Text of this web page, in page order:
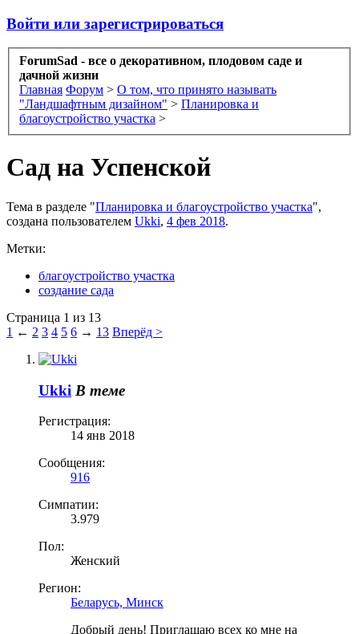
Войти или зарегистрироваться
ForumSad - все о декоративном, плодовом саде и
дачной жизни
Главная Форум > О том, что принято называть
"Ландшафтным дизайном" > Планировка и
благоустройство участка >
Сад на Успенской
Тема в разделе "Планировка и благоустройство участка",
создана пользователем Ukki, 4 фев 2018.
Метки:
благоустройство участка
создание сада
Страница 1 из 13
1 ← 2 3 4 5 6 → 13 Вперёд >
Ukki В теме
Регистрация:
14 янв 2018
Сообщения:
916
Симпатии:
3.979
Пол:
Женский
Регион:
Беларусь, Минск
Добрый день! Приглашаю всех ко мне на